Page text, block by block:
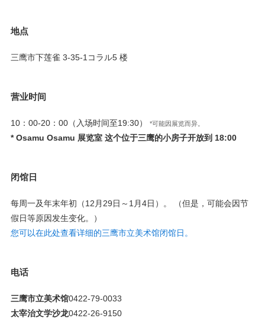
地点
三鹰市下莲雀 3-35-1コラル5 楼
营业时间
10：00-20：00（入场时间至19:30） *可能因展览而异。
* Osamu Osamu 展览室 这个位于三鹰的小房子开放到 18:00
闭馆日
每周一及年末年初（12月29日～1月4日）。 （但是，可能会因节
假日等原因发生变化。）
您可以在此处查看详细的三鹰市立美术馆闭馆日。
电话
三鹰市立美术馆0422-79-0033
太宰治文学沙龙0422-26-9150